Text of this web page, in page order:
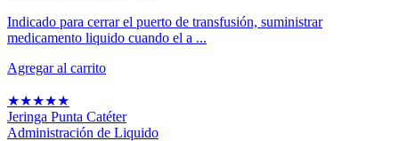
Indicado para cerrar el puerto de transfusión, suministrar
medicamento liquido cuando el a ...
Agregar al carrito
★★★★★
Jeringa Punta Catéter
Administración de Liquido